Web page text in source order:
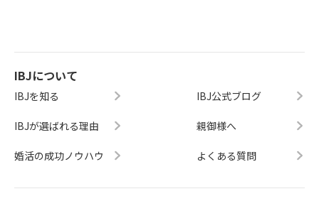
IBJについて
IBJを知る
IBJが選ばれる理由
婚活の成功ノウハウ
IBJ公式ブログ
親御様へ
よくある質問